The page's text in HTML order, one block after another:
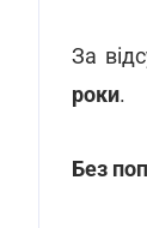
За
роки.
Без